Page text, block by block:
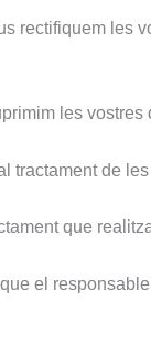
rectifiquem les
les
tractament de
que
el